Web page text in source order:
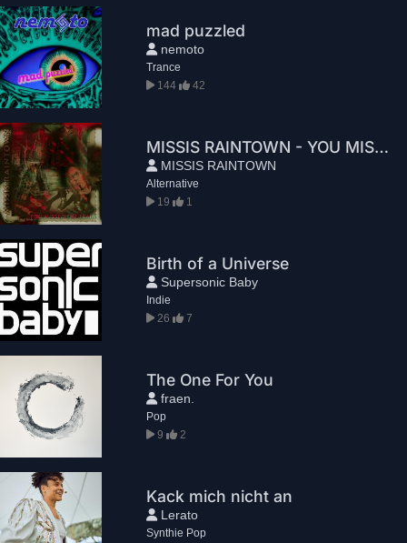
mad puzzled
nemoto
Trance
144
42
MISSIS RAINTOWN - YOU MISSED THE TRAIN
MISSIS RAINTOWN
Alternative
19
1
Birth of a Universe
Supersonic Baby
Indie
26
7
The One For You
fraen.
Pop
9
2
Kack mich nicht an
Lerato
Synthie Pop